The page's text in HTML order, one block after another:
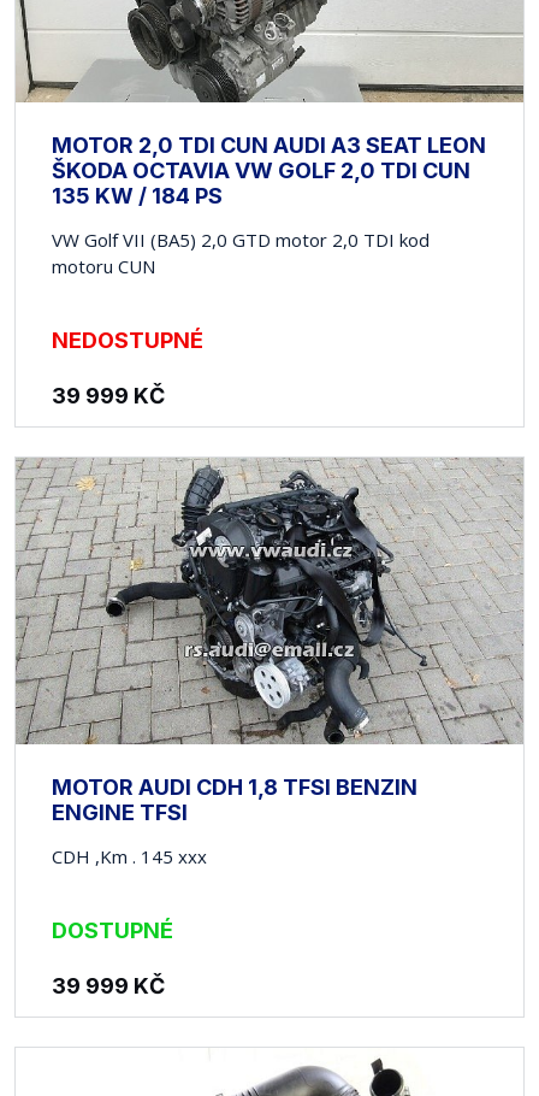
MOTOR 2,0 TDI CUN AUDI A3 SEAT LEON
ŠKODA OCTAVIA VW GOLF 2,0 TDI CUN
135 KW / 184 PS
VW Golf VII (BA5) 2,0 GTD motor 2,0 TDI kod
motoru CUN
NEDOSTUPNÉ
39 999 KČ
MOTOR AUDI CDH 1,8 TFSI BENZIN
ENGINE TFSI
CDH ,Km . 145 xxx
DOSTUPNÉ
39 999 KČ